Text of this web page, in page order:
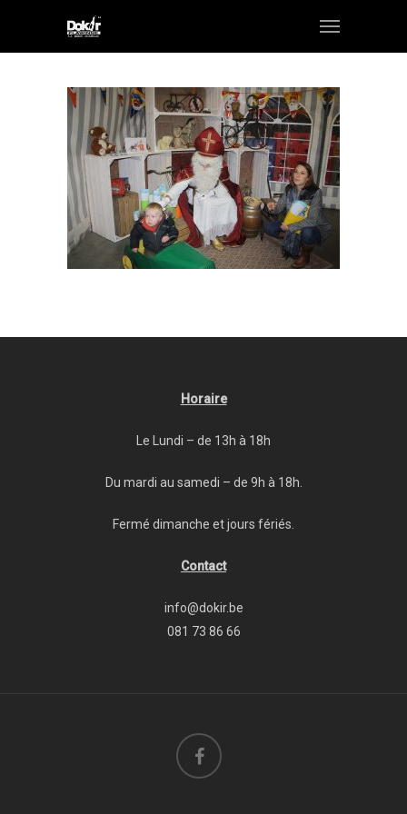
Horaire
Le Lundi – de 13h à 18h
Du mardi au samedi – de 9h à 18h.
Fermé dimanche et jours fériés.
Contact
info@dokir.be
081 73 86 66